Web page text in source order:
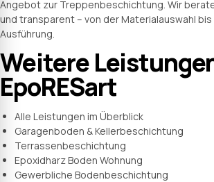
Angebot zur Treppenbeschichtung. Wir
und transparent – von der Materialauswahl bis
Ausführung.
Weitere
EpoRESart
Alle Leistungen im Überblick
Garagenboden & Kellerbeschichtung
Terrassenbeschichtung
Epoxidharz Boden Wohnung
Gewerbliche Bodenbeschichtung